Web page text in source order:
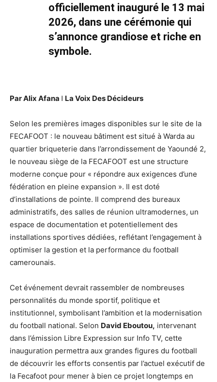
officiellement inauguré le 13 mai
2026, dans une cérémonie qui
s’annonce grandiose et riche en
symbole.
Par Alix Afana ǀ La Voix Des Décideurs
Selon les premières images disponibles sur le site de la
FECAFOOT : le nouveau bâtiment est situé à Warda au
quartier briqueterie dans l’arrondissement de Yaoundé 2,
le nouveau siège de la FECAFOOT est une structure
moderne conçue pour « répondre aux exigences d’une
fédération en pleine expansion ». Il est doté
d’installations de pointe. Il comprend des bureaux
administratifs, des salles de réunion ultramodernes, un
espace de documentation et potentiellement des
installations sportives dédiées, reflétant l’engagement à
optimiser la gestion et la performance du football
camerounais.
Cet événement devrait rassembler de nombreuses
personnalités du monde sportif, politique et
institutionnel, symbolisant l’ambition et la modernisation
du football national. Selon David Eboutou, intervenant
dans l’émission Libre Expression sur Info TV, cette
inauguration permettra aux grandes figures du football
de découvrir les efforts consentis par l’actuel exécutif de
la Fecafoot pour mener à bien ce projet longtemps en